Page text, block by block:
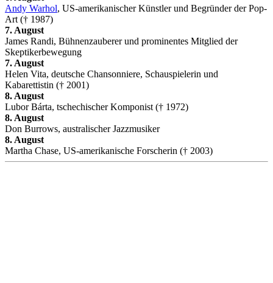
Andy Warhol, US-amerikanischer Künstler und Begründer der Pop-
Art († 1987)
7. August
James Randi, Bühnenzauberer und prominentes Mitglied der
Skeptikerbewegung
7. August
Helen Vita, deutsche Chansonniere, Schauspielerin und
Kabarettistin († 2001)
8. August
Lubor Bárta, tschechischer Komponist († 1972)
8. August
Don Burrows, australischer Jazzmusiker
8. August
Martha Chase, US-amerikanische Forscherin († 2003)